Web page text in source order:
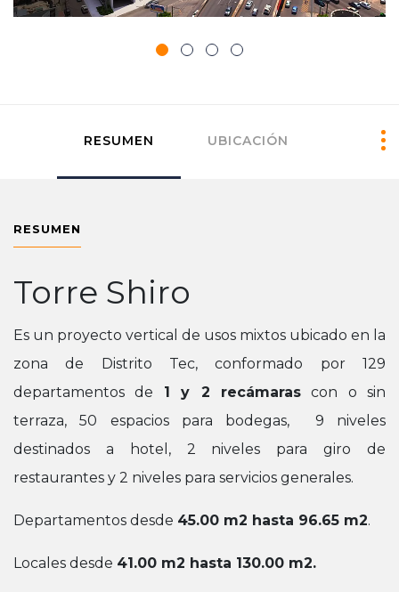
RESUMEN UBICACIÓN
RESUMEN
Torre Shiro
Es un proyecto vertical de usos mixtos ubicado en la
zona de Distrito Tec, conformado por 129
departamentos de 1 y 2 recámarascon o sin
terraza, 50 espacios para bodegas, 9 niveles
destinados a hotel, 2 niveles para giro de
restaurantes y 2 niveles para servicios generales.
Departamentos desde 45.00 m2 hasta 96.65 m2.
Locales desde 41.00 m2 hasta 130.00 m2.